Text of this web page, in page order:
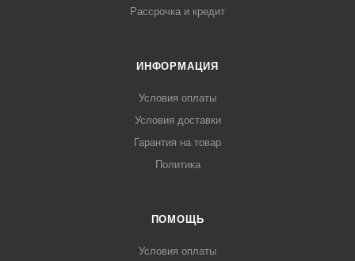
Рассрочка и кредит
ИНФОРМАЦИЯ
Условия оплаты
Условия доставки
Гарантия на товар
Политика
ПОМОЩЬ
Условия оплаты